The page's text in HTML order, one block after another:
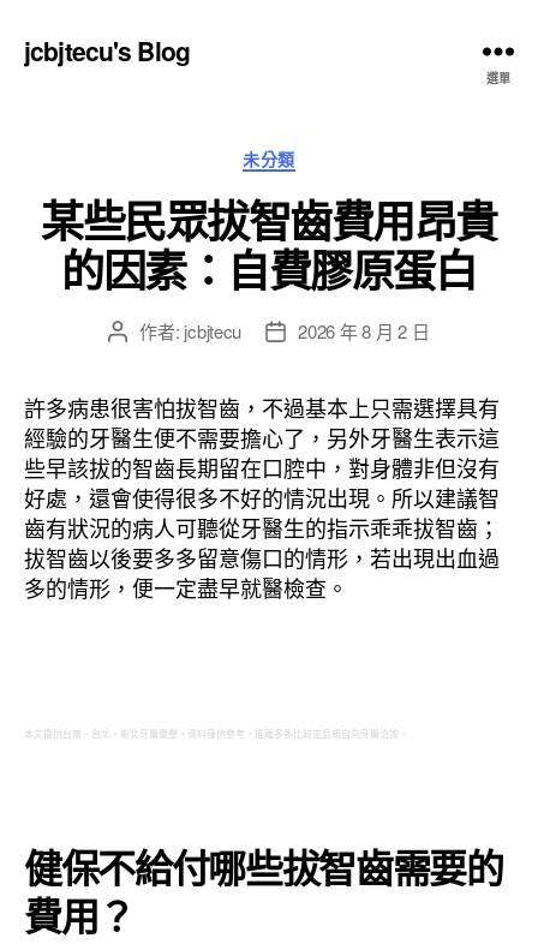
jcbjtecu's Blog
選單
分
類
未分類
某些民眾拔智齒費用昂貴
的因素：自費膠原蛋白
文
者
作者: jcbjtecu
文
佈
日
期
2026 年 8 月 2 日
許多病患很害怕拔智齒，不過基本上只需選擇具有
經驗的牙醫生便不需要擔心了，另外牙醫生表示這
些早該拔的智齒長期留在口腔中，對身體非但沒有
好處，還會使得很多不好的情況出現。所以建議智
齒有狀況的病人可聽從牙醫生的指示乖乖拔智齒；
拔智齒以後要多多留意傷口的情形，若出現出血過
多的情形，便一定盡早就醫檢查。
本文提供台南、台北、新北牙醫彙整，資料僅供參考，推薦多多比較並且親自向牙醫洽詢。
健保不給付哪些拔智齒需要的
費用？